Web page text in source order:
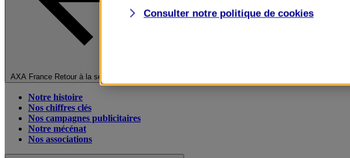
AXA France Retour à la section précédente
Notre histoire
Nos chiffres clés
Nos campagnes publicitaires
Notre mécénat
Nos associations
Consulter notre politique de cookies